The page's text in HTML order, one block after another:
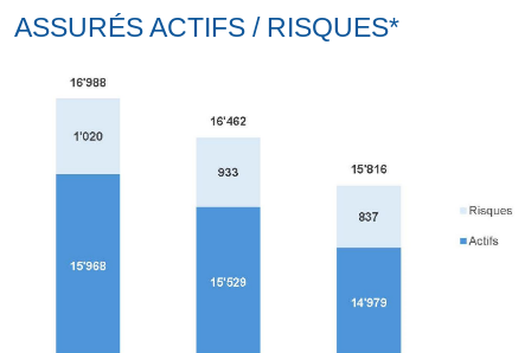
ASSURÉS ACTIFS / RISQUES*